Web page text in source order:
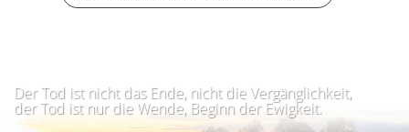
Der Tod ist nicht das Ende, nicht die Vergänglichkeit,
der Tod ist nur die Wende, Beginn der Ewigkeit.